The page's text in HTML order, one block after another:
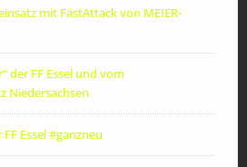
mit FastAttack von MEIER-
der FF Essel und vom
Niedersachsen
Essel #ganzneu